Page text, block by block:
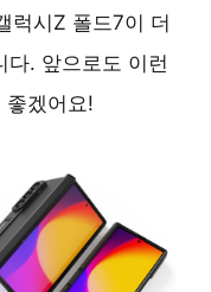
럭시Z 폴드7이 더
다. 앞으로도 이런
좋겠어요!